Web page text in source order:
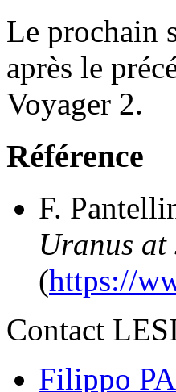
Le prochain
après le
Voyager 2.
Référence
F.
Uranus at
(https://
Contact
Filippo